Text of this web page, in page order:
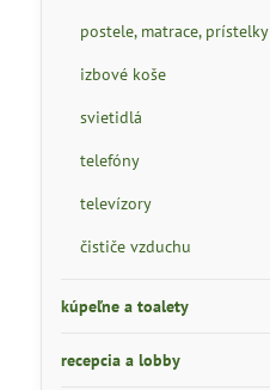
postele, matrace, prístelky
izbové koše
svietidlá
telefóny
televízory
čističe vzduchu
kúpeľne a toalety
recepcia a lobby